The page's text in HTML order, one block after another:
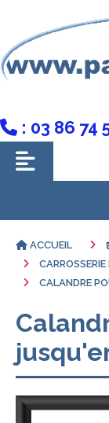
 : 03 86 74
ACCUEIL
CALANDRE